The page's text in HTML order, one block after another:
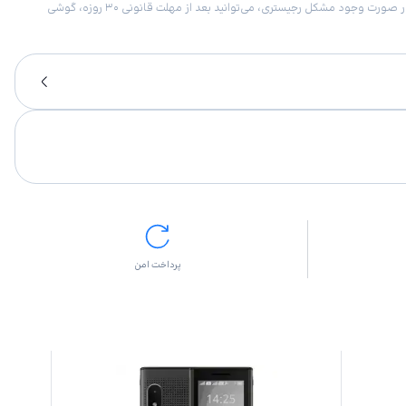
امکان برگشت کالا در گروه موبایل با دلیل “انصراف از خرید“ تنها در صورتی مورد قبول است که پلمب کالا باز نشده باشد. تمام گوشی‌های جی‌اس‌ام ضمانت رجیستری دارند. در صورت وجود مشکل رجیستری، می‌توانید بعد از مهلت قانونی ۳۰ روزه، گوشی
پرداخت امن